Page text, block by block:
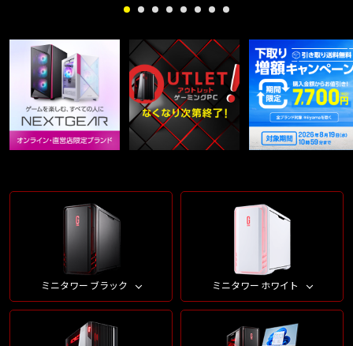
ミニタワー ブラック ミニタワー ホワイト